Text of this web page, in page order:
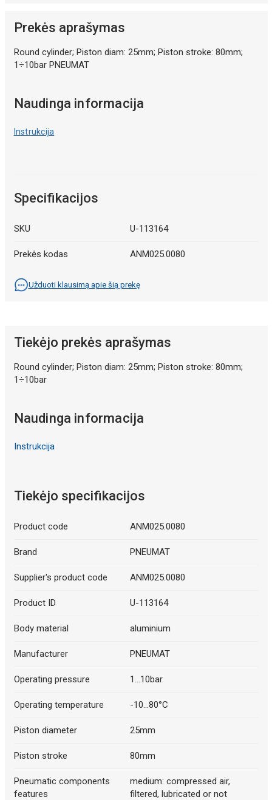
Prekės aprašymas
Round cylinder; Piston diam: 25mm; Piston stroke: 80mm;
1÷10bar PNEUMAT
Naudinga informacija
Instrukcija
Specifikacijos
SKU U-113164
Prekės kodas ANM025.0080
Užduoti klausimą apie šią prekę
Tiekėjo prekės aprašymas
Round cylinder; Piston diam: 25mm; Piston stroke: 80mm;
1÷10bar
Naudinga informacija
Instrukcija
Tiekėjo specifikacijos
Product code ANM025.0080
Brand PNEUMAT
Supplier's product code ANM025.0080
Product ID U-113164
Body material aluminium
Manufacturer PNEUMAT
Operating pressure 1...10bar
Operating temperature -10...80°C
Piston diameter 25mm
Piston stroke 80mm
Pneumatic components
features
medium: compressed air,
filtered, lubricated or not